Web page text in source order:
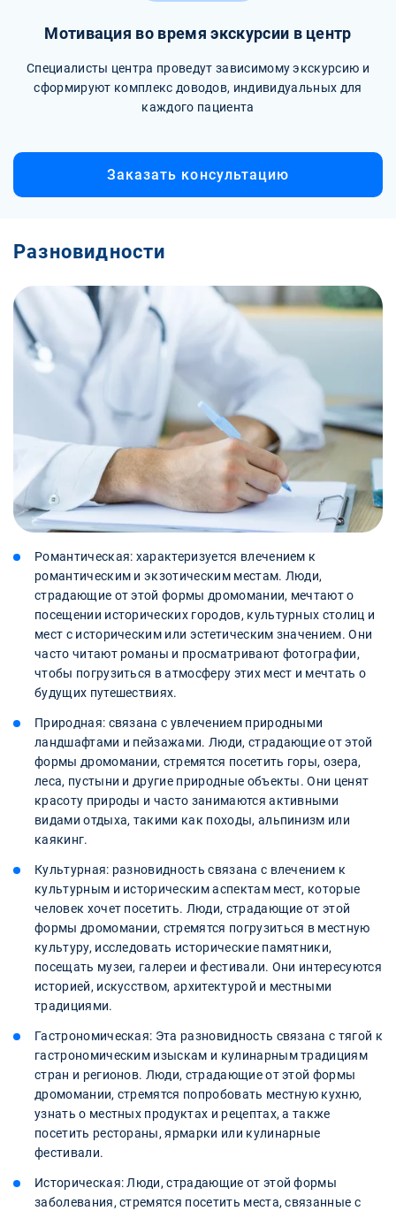
Мотивация во время экскурсии в центр
Специалисты центра проведут зависимому экскурсию и
сформируют комплекс доводов, индивидуальных для
каждого пациента
Заказать консультацию
Разновидности
Романтическая: характеризуется влечением к
романтическим и экзотическим местам. Люди,
страдающие от этой формы дромомании, мечтают о
посещении исторических городов, культурных столиц и
мест с историческим или эстетическим значением. Они
часто читают романы и просматривают фотографии,
чтобы погрузиться в атмосферу этих мест и мечтать о
будущих путешествиях.
Природная: связана с увлечением природными
ландшафтами и пейзажами. Люди, страдающие от этой
формы дромомании, стремятся посетить горы, озера,
леса, пустыни и другие природные объекты. Они ценят
красоту природы и часто занимаются активными
видами отдыха, такими как походы, альпинизм или
каякинг.
Культурная: разновидность связана с влечением к
культурным и историческим аспектам мест, которые
человек хочет посетить. Люди, страдающие от этой
формы дромомании, стремятся погрузиться в местную
культуру, исследовать исторические памятники,
посещать музеи, галереи и фестивали. Они интересуются
историей, искусством, архитектурой и местными
традициями.
Гастрономическая: Эта разновидность связана с тягой к
гастрономическим изыскам и кулинарным традициям
стран и регионов. Люди, страдающие от этой формы
дромомании, стремятся попробовать местную кухню,
узнать о местных продуктах и рецептах, а также
посетить рестораны, ярмарки или кулинарные
фестивали.
Историческая: Люди, страдающие от этой формы
заболевания, стремятся посетить места, связанные с